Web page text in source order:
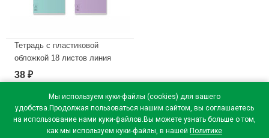
Мы используем куки-файлы (cookies) для вашего
удобства.Продолжая пользоваться нашим сайтом, вы соглашаетесь
на использование нами куки-файлов.Вы можете узнать больше о том,
как мы используем куки-файлы, в нашей Политике
Тетрадь с пластиковой
обложкой 18 листов линия
ErichKrause Классика
CoverPrо ассорти текстура
зеркало арт.64625
В наличии
38 ₽